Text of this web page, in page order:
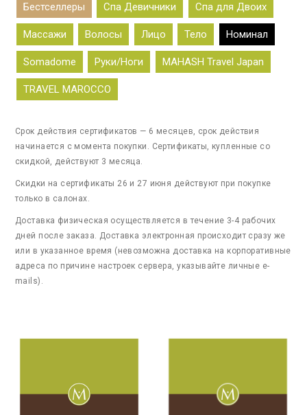
Бестселлеры Спа Девичники Спа для Двоих
Массажи Волосы Лицо Тело Номинал
Somadome Руки/Ноги MAHASH Travel Japan
TRAVEL MAROCCO
Срок действия сертификатов — 6 месяцев, срок действия
начинается с момента покупки. Сертификаты, купленные со
скидкой, действуют 3 месяца.
Скидки на сертификаты 26 и 27 июня действуют при покупке
только в салонах.
Доставка физическая осуществляется в течение 3-4 рабочих
дней после заказа. Доставка электронная происходит сразу же
или в указанное время (невозможна доставка на корпоративные
адреса по причине настроек сервера, указывайте личные e-
mails).